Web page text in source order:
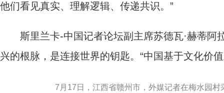
他们看见真实、理解逻辑、传递共识。”
斯里兰卡-中国记者论坛副主席苏德瓦·赫蒂阿
兴的根脉，是连接世界的钥匙。“中国基于文化价
7月17日，江西省赣州市，外媒记者在梅水园村